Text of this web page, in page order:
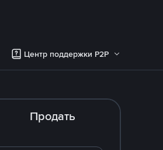
Центр поддержки P2P
Продать